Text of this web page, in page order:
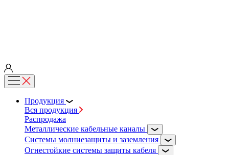
Продукция
Вся продукция
Распродажа
Металлические кабельные каналы
Системы молниезащиты и заземления
Огнестойкие системы защиты кабеля